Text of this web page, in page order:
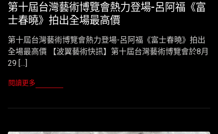
第十屆台灣藝術博覽會熱力登場-呂阿福《富
士春曉》拍出全場最高價
第十屆台灣藝術博覽會熱力登場-呂阿福《富士春曉》拍出
全場最高價 【波翼藝術快訊】第十屆台灣藝術博覽會於8月
29 […]
閱讀更多